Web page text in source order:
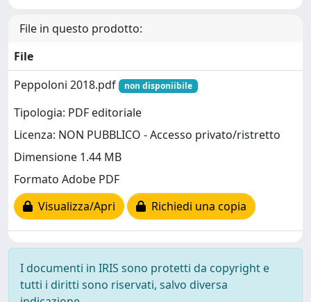
File in questo prodotto:
File
Peppoloni 2018.pdf
non disponiibile
Tipologia: PDF editoriale
Licenza: NON PUBBLICO - Accesso privato/ristretto
Dimensione 1.44 MB
Formato Adobe PDF
Visualizza/Apri
Richiedi una copia
I documenti in IRIS sono protetti da copyright e
tutti i diritti sono riservati, salvo diversa